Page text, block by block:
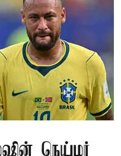
நெய்மர்